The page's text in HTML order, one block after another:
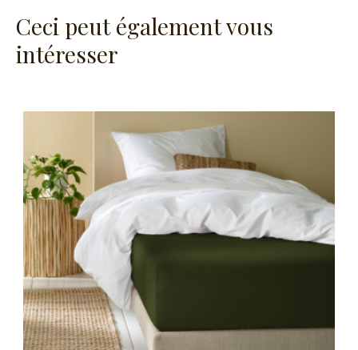
Ceci peut également vous
intéresser